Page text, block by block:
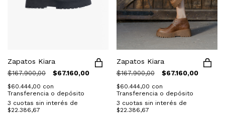
Zapatos Kiara
$167.900,00 $67.160,00
$60.444,00 con
Transferencia o depósito
3 cuotas sin interés de
$22.386,67
Zapatos Kiara
$167.900,00 $67.160,00
$60.444,00 con
Transferencia o depósito
3 cuotas sin interés de
$22.386,67